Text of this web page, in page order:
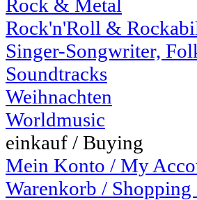
Rock & Metal
Rock'n'Roll &
Singer-Songwriter,
Soundtracks
Weihnachten
Worldmusic
einkauf / Buying
Mein Konto / My
Warenkorb / Shopping